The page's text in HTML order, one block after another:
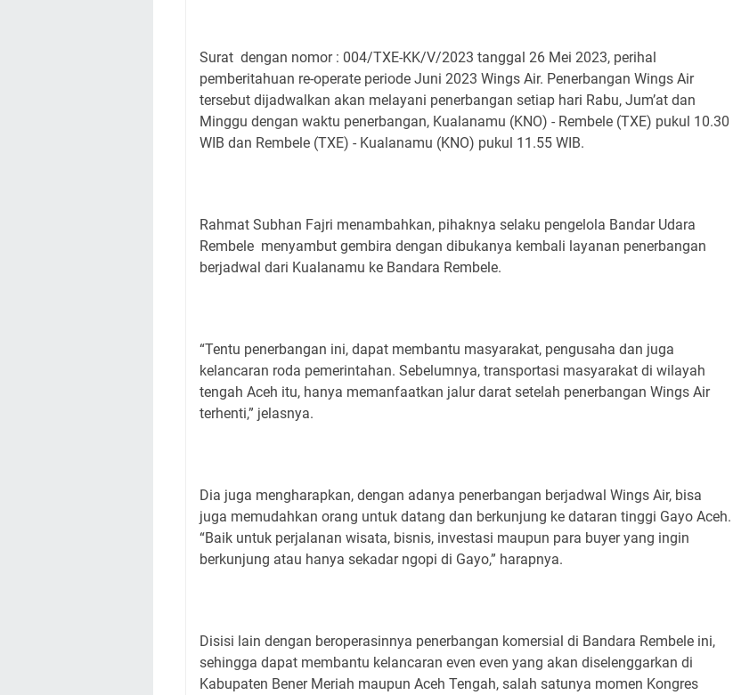
Surat dengan nomor : 004/TXE-KK/V/2023 tanggal 26 Mei 2023, perihal
pemberitahuan re-operate periode Juni 2023 Wings Air. Penerbangan Wings Air
tersebut dijadwalkan akan melayani penerbangan setiap hari Rabu, Jum’at dan
Minggu dengan waktu penerbangan, Kualanamu (KNO) - Rembele (TXE) pukul 10.30
WIB dan Rembele (TXE) - Kualanamu (KNO) pukul 11.55 WIB.
Rahmat Subhan Fajri menambahkan, pihaknya selaku pengelola Bandar Udara
Rembele menyambut gembira dengan dibukanya kembali layanan penerbangan
berjadwal dari Kualanamu ke Bandara Rembele.
“Tentu penerbangan ini, dapat membantu masyarakat, pengusaha dan juga
kelancaran roda pemerintahan. Sebelumnya, transportasi masyarakat di wilayah
tengah Aceh itu, hanya memanfaatkan jalur darat setelah penerbangan Wings Air
terhenti,” jelasnya.
Dia juga mengharapkan, dengan adanya penerbangan berjadwal Wings Air, bisa
juga memudahkan orang untuk datang dan berkunjung ke dataran tinggi Gayo Aceh.
“Baik untuk perjalanan wisata, bisnis, investasi maupun para buyer yang ingin
berkunjung atau hanya sekadar ngopi di Gayo,” harapnya.
Disisi lain dengan beroperasinnya penerbangan komersial di Bandara Rembele ini,
sehingga dapat membantu kelancaran even even yang akan diselenggarkan di
Kabupaten Bener Meriah maupun Aceh Tengah, salah satunya momen Kongres